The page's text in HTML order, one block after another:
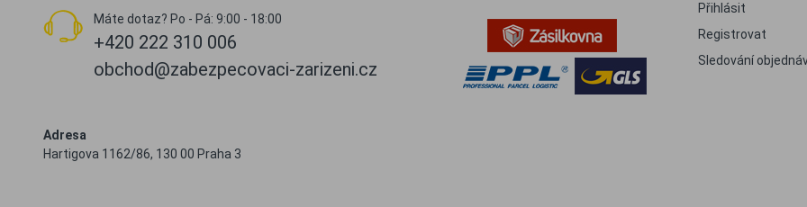
Máte dotaz? Po - Pá: 9:00 - 18:00
+420 222 310 006
obchod@zabezpecovaci-zarizeni.cz
Adresa
Hartigova 1162/86, 130 00 Praha 3
Přihlásit
Registrovat
Sledování